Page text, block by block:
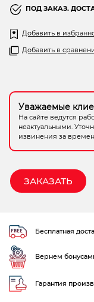
0
из
ПОД ЗАКАЗ.
Добавить в
Добавить в
Уважаемые
На сайте ведутся
неактуальными.
извинения за
ЗАКАЗАТЬ
Бесплатная
Вернем
Гарантия